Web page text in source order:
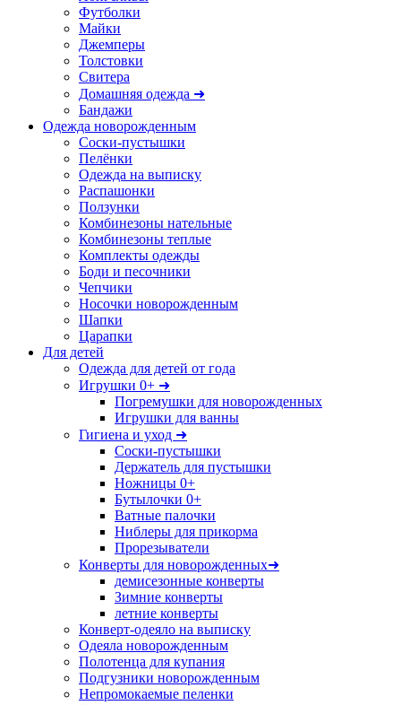
Футболки
Майки
Джемперы
Толстовки
Свитера
Домашняя одежда ➜
Бандажи
Одежда новорожденным
Соски-пустышки
Пелёнки
Одежда на выписку
Распашонки
Ползунки
Комбинезоны нательные
Комбинезоны теплые
Комплекты одежды
Боди и песочники
Чепчики
Носочки новорожденным
Шапки
Царапки
Для детей
Одежда для детей от года
Игрушки 0+ ➜
Погремушки для новорожденных
Игрушки для ванны
Гигиена и уход ➜
Соски-пустышки
Держатель для пустышки
Ножницы 0+
Бутылочки 0+
Ватные палочки
Ниблеры для прикорма
Прорезыватели
Конверты для новорожденных➜
демисезонные конверты
Зимние конверты
летние конверты
Конверт-одеяло на выписку
Одеяла новорожденным
Полотенца для купания
Подгузники новорожденным
Непромокаемые пеленки